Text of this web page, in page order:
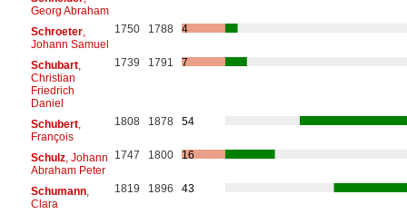
Georg Abraham
Schroeter,
Johann Samuel
1750 1788 4
Schubart,
Christian
Friedrich
Daniel
1739 1791 7
Schubert,
François
1808 1878 54
Schulz, Johann
Abraham Peter
1747 1800 16
Schumann,
Clara
1819 1896 43